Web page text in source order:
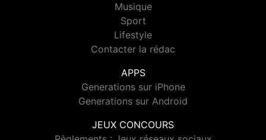
Musique
Sport
Lifestyle
Contacter la rédac
APPS
Generations sur iPhone
Generations sur Android
JEUX CONCOURS